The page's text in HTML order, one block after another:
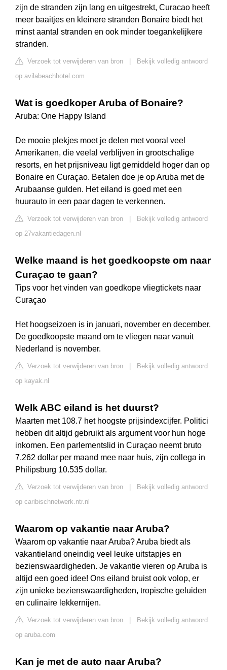
zijn de stranden zijn lang en uitgestrekt, Curacao heeft
meer baaitjes en kleinere stranden Bonaire biedt het
minst aantal stranden en ook minder toegankelijkere
stranden.
Verzoek tot verwijderen van bron
Bekijk volledig antwoord
op avilabeachhotel.com
Wat is goedkoper Aruba of Bonaire?
Aruba: One Happy Island
De mooie plekjes moet je delen met vooral veel
Amerikanen, die veelal verblijven in grootschalige
resorts, en het prijsniveau ligt gemiddeld hoger dan op
Bonaire en Curaçao. Betalen doe je op Aruba met de
Arubaanse gulden. Het eiland is goed met een
huurauto in een paar dagen te verkennen.
Verzoek tot verwijderen van bron
Bekijk volledig antwoord
op 27vakantiedagen.nl
Welke maand is het goedkoopste om naar
Curaçao te gaan?
Tips voor het vinden van goedkope vliegtickets naar
Curaçao
Het hoogseizoen is in januari, november en december.
De goedkoopste maand om te vliegen naar vanuit
Nederland is november.
Verzoek tot verwijderen van bron
Bekijk volledig antwoord
op kayak.nl
Welk ABC eiland is het duurst?
Maarten met 108.7 het hoogste prijsindexcijfer. Politici
hebben dit altijd gebruikt als argument voor hun hoge
inkomen. Een parlementslid in Curaçao neemt bruto
7.262 dollar per maand mee naar huis, zijn collega in
Philipsburg 10.535 dollar.
Verzoek tot verwijderen van bron
Bekijk volledig antwoord
op caribischnetwerk.ntr.nl
Waarom op vakantie naar Aruba?
Waarom op vakantie naar Aruba? Aruba biedt als
vakantieland oneindig veel leuke uitstapjes en
bezienswaardigheden. Je vakantie vieren op Aruba is
altijd een goed idee! Ons eiland bruist ook volop, er
zijn unieke bezienswaardigheden, tropische geluiden
en culinaire lekkernijen.
Verzoek tot verwijderen van bron
Bekijk volledig antwoord
op aruba.com
Kan je met de auto naar Aruba?